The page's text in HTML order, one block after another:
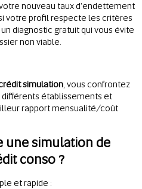
nouveau taux d’endettement
votre profil respecte les critères
diagnostic gratuit qui vous évite
non viable.
simulation, vous confrontez
établissements et
rapport mensualité/coût
une simulation de
conso ?
et rapide :